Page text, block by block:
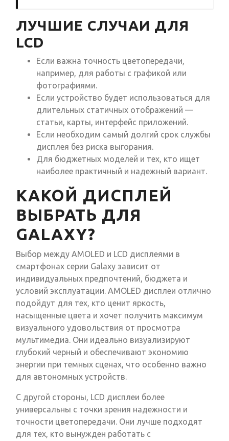
ЛУЧШИЕ СЛУЧАИ ДЛЯ
LCD
Если важна точность цветопередачи,
например, для работы с графикой или
фотографиями.
Если устройство будет использоваться для
длительных статичных отображений —
статьи, карты, интерфейс приложений.
Если необходим самый долгий срок службы
дисплея без риска выгорания.
Для бюджетных моделей и тех, кто ищет
наиболее практичный и надежный вариант.
КАКОЙ ДИСПЛЕЙ
ВЫБРАТЬ ДЛЯ
GALAXY?
Выбор между AMOLED и LCD дисплеями в
смартфонах серии Galaxy зависит от
индивидуальных предпочтений, бюджета и
условий эксплуатации. AMOLED дисплеи отлично
подойдут для тех, кто ценит яркость,
насыщенные цвета и хочет получить максимум
визуального удовольствия от просмотра
мультимедиа. Они идеально визуализируют
глубокий черный и обеспечивают экономию
энергии при темных сценах, что особенно важно
для автономных устройств.
С другой стороны, LCD дисплеи более
универсальны с точки зрения надежности и
точности цветопередачи. Они лучше подходят
для тех, кто вынужден работать с